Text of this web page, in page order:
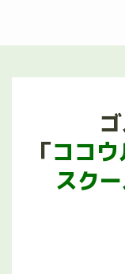
「ココ
スク